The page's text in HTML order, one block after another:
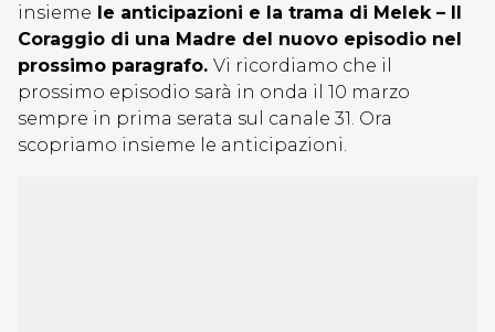
insieme le anticipazioni e la trama di Melek – Il
Coraggio di una Madre del nuovo episodio nel
prossimo paragrafo. Vi ricordiamo che il
prossimo episodio sarà in onda il 10 marzo
sempre in prima serata sul canale 31. Ora
scopriamo insieme le anticipazioni.